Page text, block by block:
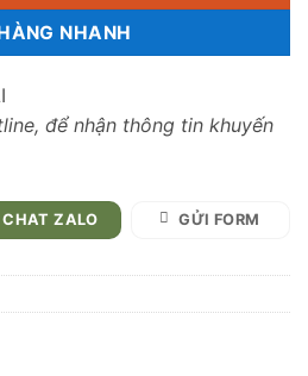
NHANH
để nhận thông tin khuyến
CHAT ZALO GỬI FORM